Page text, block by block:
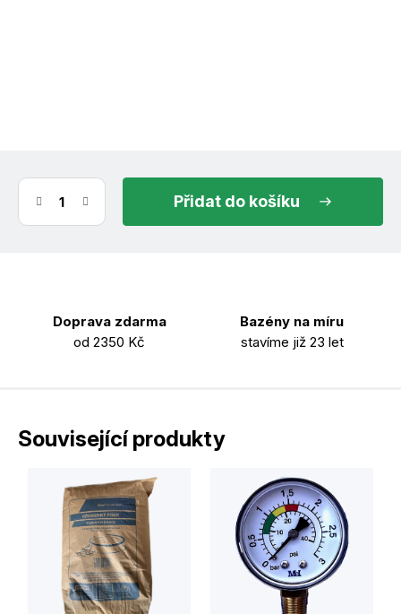
do košíku
Doprava zdarma
od 2350 Kč
Bazény na míru
stavíme již 23 let
Související produkty